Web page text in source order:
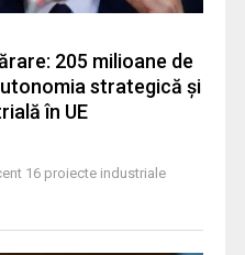
205 milioane de
strategică și
în UE
16 proiecte industriale